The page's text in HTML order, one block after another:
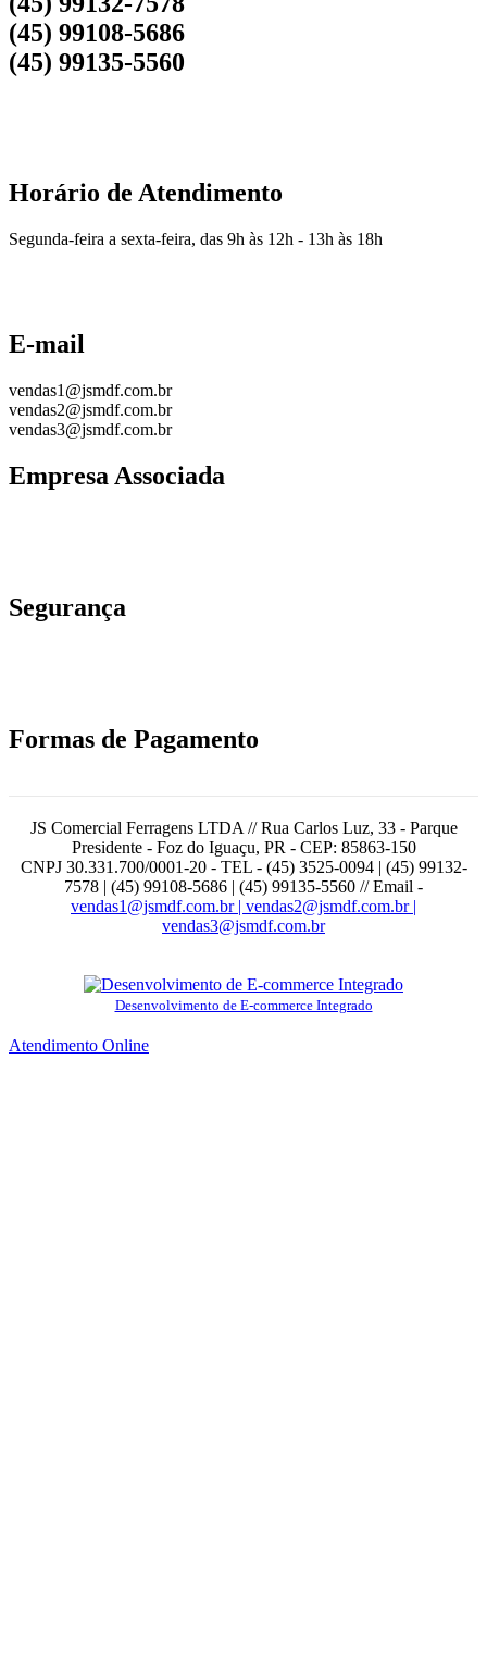
(45) 99108-5686
(45) 99135-5560
Horário de Atendimento
Segunda-feira a sexta-feira, das 9h às 12h - 13h às 18h
E-mail
vendas1@jsmdf.com.br
vendas2@jsmdf.com.br
vendas3@jsmdf.com.br
Empresa Associada
Segurança
Formas de Pagamento
JS Comercial Ferragens LTDA // Rua Carlos Luz, 33 - Parque
Presidente - Foz do Iguaçu, PR - CEP: 85863-150
CNPJ 30.331.700/0001-20 - TEL - (45) 3525-0094 | (45) 99132-
7578 | (45) 99108-5686 | (45) 99135-5560 // Email -
vendas1@jsmdf.com.br | vendas2@jsmdf.com.br |
vendas3@jsmdf.com.br
Desenvolvimento de E-commerce Integrado
Atendimento Online